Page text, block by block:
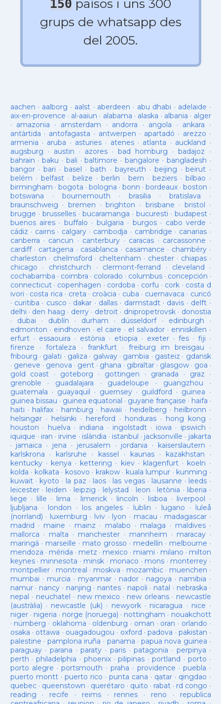
150 països i uns 300
grups de whatsapp des
del 2005.
aachen · aalborg · aalst · aberdeen · abu dhabi · adelaide ·
aix-en-provence · al-aaiun · alabama · alaska · albania · alger
· amazonia · amsterdam · andorra · angola · ankara ·
antàrtida · antofagasta · antwerpen · apartadó · arezzo ·
armenia · aruba · asturies· atenes· atlanta · auckland ·
augsburg · austin · azores·bad homburg ·badajoz ·
bahrain ·baku · bali ·baltimore ·bangalore · bangladesh ·
bangor· bari ·basel ·bath · bayreuth ·beijing ·beirut ·
belém · belfast· belize · berlin ·bern ·beziers ·bilbao ·
birmingham · bogota · bologna ·bonn ·bordeaux ·boston ·
botswana · bournemouth ·brasilia ·bratislava ·
braunschweig · bremen ·brighton · brisbane · bristol ·
brugge · brusselles· bucaramanga · bucuresti · budapest·
buenos aires· buffalo · bulgaria · burgos· cabo verde ·
cádiz · cairns· calgary · cambodja · cambridge · canarias·
canberra · cancun · canterbury · caracas · carcassonne ·
cardiff· cartagena · casablanca · casamance · chambéry·
charleston · chelmsford · cheltenham · chester· chiapas ·
chicago · christchurch · clermont-ferrand · cleveland ·
cochabamba · coimbra · colorado · columbus· concepción ·
connecticut· copenhagen · cordoba · corfu · cork · costa d
ivori · costa rica · creta · croàcia · cuba · cuernavaca · curicó
· curitiba · cusco · dakar · dallas · darmstadt· davis · delft ·
delhi · den haag · derry· detroit· dnipropetrovsk· donostia
· dubai · dublín · durham · düsseldorf· edinburgh ·
edmonton · eindhoven · el caire · el salvador · enniskillen ·
erfurt· essaouira · estònia · etiopia · exeter· fes· fiji ·
firenze ·fortaleza · frankfurt· freiburg im breisgau ·
fribourg · galati · galiza · galway· gambia · gasteiz · gdansk
· geneve · genova · gent· ghana · gibraltar· glasgow· goa ·
gold coast · goteborg · gottingen · granada · graz ·
grenoble · guadalajara · guadeloupe · guangzhou ·
guatemala · guayaquil · guernsey· guildford · guinea ·
guinea bissau · guinea equatorial · guyane française · haifa ·
haiti · halifax · hamburg · hawaii · heidelberg · heilbronn ·
helsingør· helsinki · hereford · honduras· hong kong ·
houston · huelva · indiana · ingolstadt· iowa · ipswich ·
iquique · iran · irvine · islàndia · istanbul · jacksonville · jakarta
· jamaica · jena · jerusalem · jordania · kaiserslautern ·
karlskrona · karlsruhe · kassel · kaunas· kazakhstan ·
kentucky· kenya · kettering · kiev· klagenfurt · koeln ·
kolda · kolkata · kosovo · krakow· kuala lumpur · kunming ·
kuwait· kyoto · la paz · laos· las vegas· lausanne · leeds ·
leicester· leiden · leipzig · lelystad · leon · letònia · liberia ·
liege · lille · lima · limerick· lincoln · lisboa · liverpool ·
ljubljana · london · los angeles· lublin · lugano · luleå
(norrland) · luxemburg · lviv · lyon · macau · madagascar·
madrid · maine · mainz · malabo · malaga · maldives·
mallorca · malta · manchester· mannheim · maracay·
maringá · marseille · mato grosso · medellín · melbourne ·
mendoza · mérida · metz · mexico · miami · milano · milton
keynes· minnesota · minsk · monaco · mons · monterrey ·
montpellier· montreal · moskva · mozambic· muenchen ·
mumbai · murcia · myanmar· nador · nagoya · namibia ·
namur· nancy · nanjing · nantes · napoli · natal · nebraska ·
nepal · neuchatel · new mexico · new orleans· newcastle
(austràlia) · newcastle (uk) · newyork· nicaragua · nice ·
niger· nigeria · norge (noruega) · nottingham · nouakchott
· nürnberg · oklahoma · oldenburg · oman · oran · orlando ·
osaka · ottawa · ouagadougou · oxford ·padova ·pakistan ·
palestine · pamplona iruña · panama · papua nova guinea ·
paraguay· parana ·paraty · paris·patagonia · perpinya ·
perth ·philadelphia · phoenix·pilipinas ·portland · porto ·
porto alegre ·portsmouth ·praha · providence ·puebla ·
puerto montt· puerto rico ·punta cana · qatar · qingdao ·
quebec· queenstown · querétaro · quito · rabat · rd congo ·
reading · recife · reims· rennes · reno · republica